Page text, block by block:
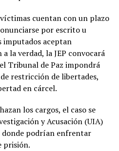
cuentan con un plazo
por escrito u
imputados aceptan
la verdad, la JEP convocará
Tribunal de Paz impondrá
restricción de libertades,
en cárcel.
los cargos, el caso se
y Acusación (UIA)
donde podrían enfrentar
prisión.